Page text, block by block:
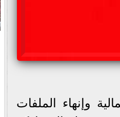
وإنهاء الملفات